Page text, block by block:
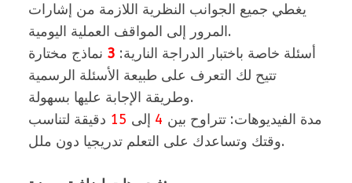
يغطي جميع الجوانب النظرية اللازمة من إشارات
المرور إلى المواقف العملية اليومية.
أسئلة خاصة باختبار الدراجة النارية: 3 نماذج مختارة
تتيح لك التعرف على طبيعة الأسئلة الرسمية
وطريقة الإجابة عليها بسهولة.
مدة الفيديوهات: تتراوح بين 4 إلى 15 دقيقة لتناسب
وقتك وتساعدك على التعلم تدريجيا دون ملل.